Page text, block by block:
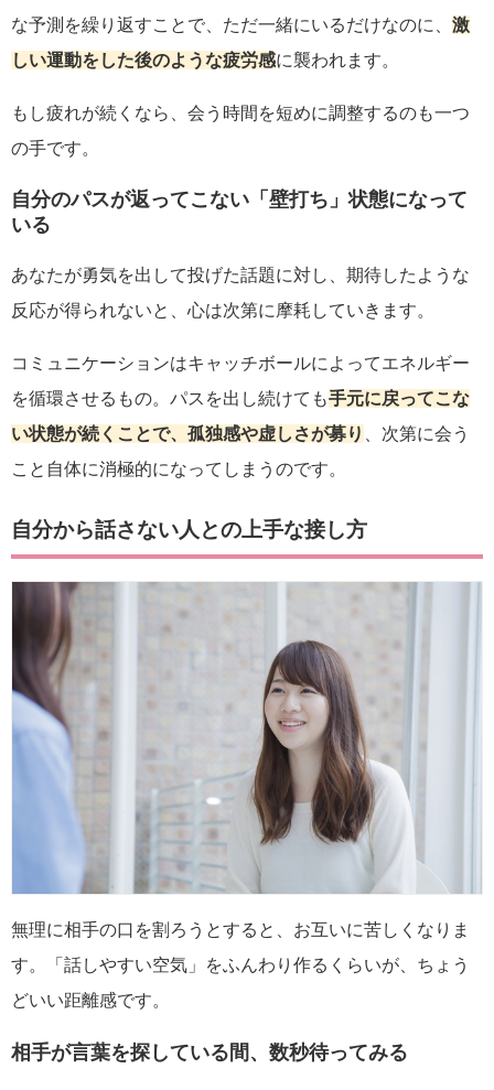
な予測を繰り返すことで、ただ一緒にいるだけなのに、 激
しい運動をした後のような疲労感に襲われます。
もし疲れが続くなら、会う時間を短めに調整するのも一つ
の手です。
自分のパスが返ってこない「壁打ち」状態になって
いる
あなたが勇気を出して投げた話題に対し、期待したような
反応が得られないと、心は次第に摩耗していきます。
コミュニケーションはキャッチボールによってエネルギー
を循環させるもの。パスを出し続けても手元に戻ってこな
い状態が続くことで、孤独感や虚しさが募り
、次第に会う
こと自体に消極的になってしまうのです。
自分から話さない人との上手な接し方
無理に相手の口を割ろうとすると、お互いに苦しくなりま
す。「話しやすい空気」をふんわり作るくらいが、ちょう
どいい距離感です。
相手が言葉を探している間、数秒待ってみる